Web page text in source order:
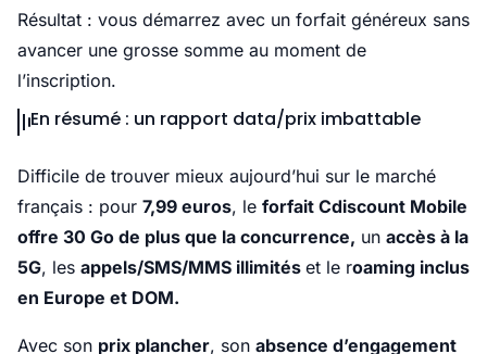
Résultat : vous démarrez avec un forfait généreux sans
avancer une grosse somme au moment de
l’inscription.
En résumé : un rapport data/prix imbattable
Difficile de trouver mieux aujourd’hui sur le marché
français : pour 7,99 euros, le forfait Cdiscount Mobile
offre 30 Go de plus que la concurrence, un accès à la
5G, les appels/SMS/MMS illimités et le roaming inclus
en Europe et DOM.
Avec son prix plancher, son absence d’engagement